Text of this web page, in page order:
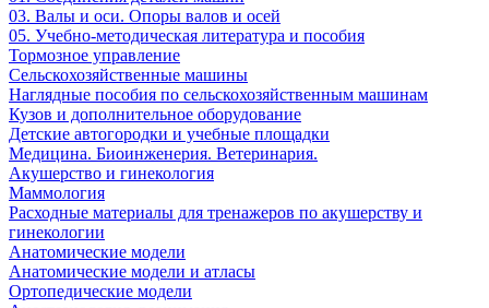
03. Валы и оси. Опоры валов и осей
05. Учебно-методическая литература и пособия
Тормозное управление
Сельскохозяйственные машины
Наглядные пособия по сельскохозяйственным машинам
Кузов и дополнительное оборудование
Детские автогородки и учебные площадки
Медицина. Биоинженерия. Ветеринария.
Акушерство и гинекология
Маммология
Расходные материалы для тренажеров по акушерству и
гинекологии
Анатомические модели
Анатомические модели и атласы
Ортопедические модели